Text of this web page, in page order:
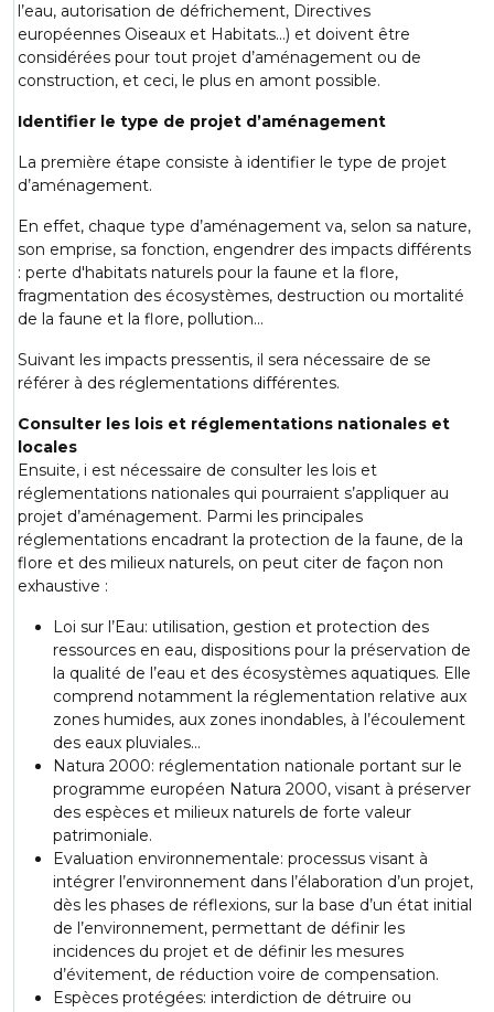
l’eau, autorisation de défrichement, Directives
européennes Oiseaux et Habitats…) et doivent être
considérées pour tout projet d’aménagement ou de
construction, et ceci, le plus en amont possible.
Identifier le type de projet d’aménagement
La première étape consiste à identifier le type de projet
d’aménagement.
En effet, chaque type d’aménagement va, selon sa nature,
son emprise, sa fonction, engendrer des impacts différents
: perte d'habitats naturels pour la faune et la flore,
fragmentation des écosystèmes, destruction ou mortalité
de la faune et la flore, pollution...
Suivant les impacts pressentis, il sera nécessaire de se
référer à des réglementations différentes.
Consulter les lois et réglementations nationales et
locales
Ensuite, i est nécessaire de consulter les lois et
réglementations nationales qui pourraient s’appliquer au
projet d’aménagement. Parmi les principales
réglementations encadrant la protection de la faune, de la
flore et des milieux naturels, on peut citer de façon non
exhaustive :
Loi sur l’Eau: utilisation, gestion et protection des
ressources en eau, dispositions pour la préservation de
la qualité de l’eau et des écosystèmes aquatiques. Elle
comprend notamment la réglementation relative aux
zones humides, aux zones inondables, à l’écoulement
des eaux pluviales…
Natura 2000: réglementation nationale portant sur le
programme européen Natura 2000, visant à préserver
des espèces et milieux naturels de forte valeur
patrimoniale.
Evaluation environnementale: processus visant à
intégrer l’environnement dans l’élaboration d’un projet,
dès les phases de réflexions, sur la base d’un état initial
de l’environnement, permettant de définir les
incidences du projet et de définir les mesures
d’évitement, de réduction voire de compensation.
Espèces protégées: interdiction de détruire ou